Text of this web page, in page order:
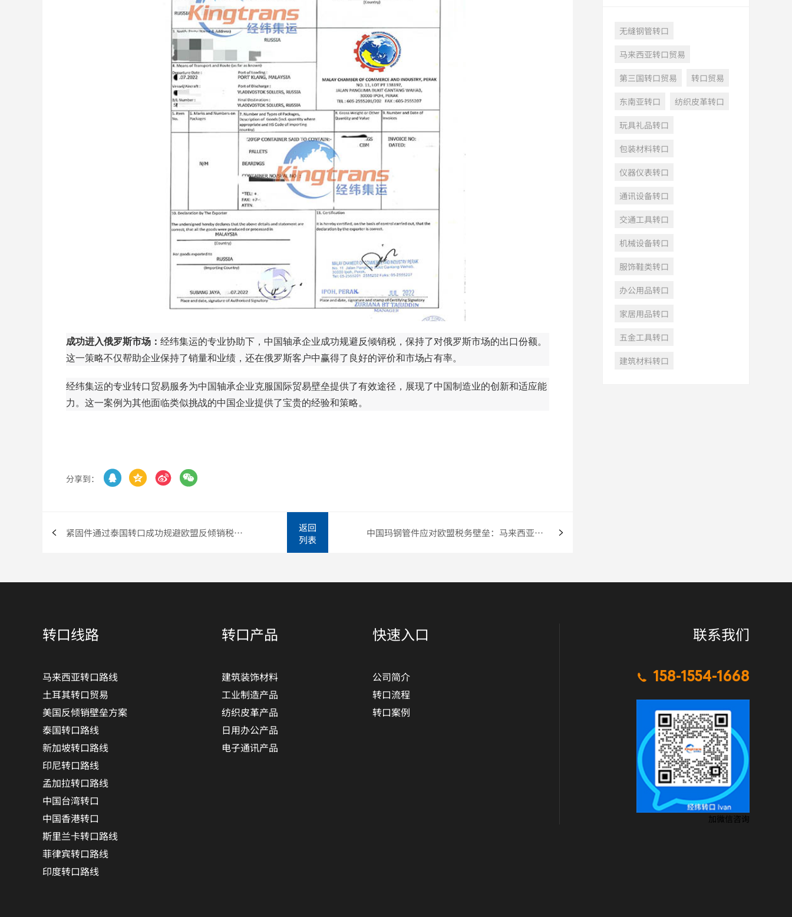
成功进入俄罗斯市场： 经纬集运的专业协助下，中国轴承企业成功规避反倾销税，保持了对俄罗斯市场的出口份额。
这一策略不仅帮助企业保持了销量和业绩，还在俄罗斯客户中赢得了良好的评价和市场占有率。
经纬集运的专业转口贸易服务为中国轴承企业克服国际贸易壁垒提供了有效途径，展现了中国制造业的创新和适应能
力。这一案例为其他面临类似挑战的中国企业提供了宝贵的经验和策略。
分享到：    
紧固件通过泰国转口成功规避欧盟反倾销税进入匈牙利市场
返回
列表
中国玛钢管件应对欧盟税务壁垒：马来西亚转口贸易的成功案例
无缝钢管转口
马来西亚转口贸易
第三国转口贸易
转口贸易
东南亚转口
纺织皮革转口
玩具礼品转口
包装材料转口
仪器仪表转口
通讯设备转口
交通工具转口
机械设备转口
服饰鞋类转口
办公用品转口
家居用品转口
五金工具转口
建筑材料转口
转口线路
马来西亚转口路线
土耳其转口贸易
美国反倾销壁垒方案
泰国转口路线
新加坡转口路线
印尼转口路线
孟加拉转口路线
中国台湾转口
中国香港转口
斯里兰卡转口路线
菲律宾转口路线
印度转口路线
转口产品
建筑装饰材料
工业制造产品
纺织皮革产品
日用办公产品
电子通讯产品
快速入口
公司简介
转口流程
转口案例
联系我们
 158-1554-1668
加微信咨询